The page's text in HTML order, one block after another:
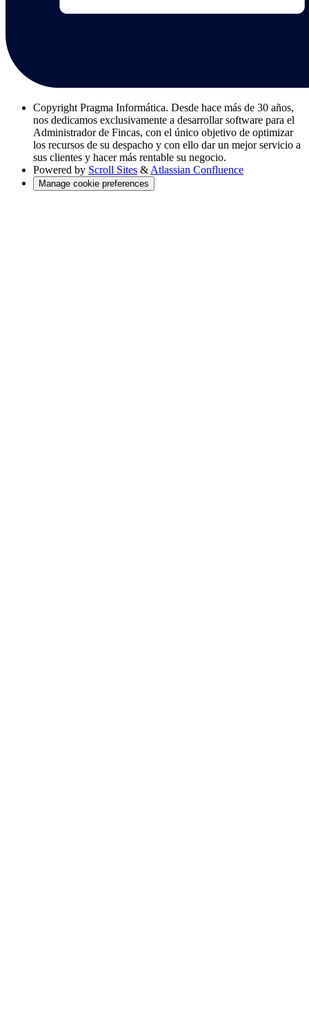
Copyright Pragma Informática. Desde hace más de 30 años,
nos dedicamos exclusivamente a desarrollar software para el
Administrador de Fincas, con el único objetivo de optimizar
los recursos de su despacho y con ello dar un mejor servicio a
sus clientes y hacer más rentable su negocio.
Powered by Scroll Sites & Atlassian Confluence
Manage cookie preferences